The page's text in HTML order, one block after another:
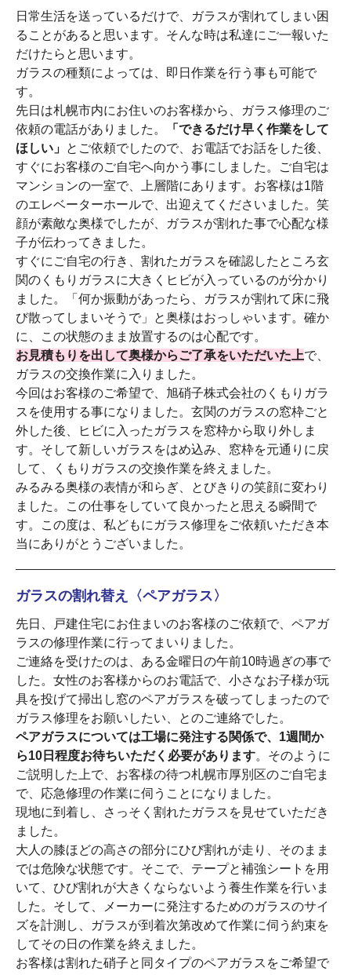
日常生活を送っているだけで、ガラスが割れてしまい困
ることがあると思います。そんな時は私達にご一報いた
だけたらと思います。
ガラスの種類によっては、即日作業を行う事も可能で
す。
先日は札幌市内にお住いのお客様から、ガラス修理のご
依頼の電話がありました。
「できるだけ早く作業をして
ほしい」 とご依頼でしたので、お電話でお話をした後、
すぐにお客様のご自宅へ向かう事にしました。ご自宅は
マンションの一室で、上層階にあります。お客様は1階
のエレベーターホールで、出迎えてくださいました。笑
顔が素敵な奥様でしたが、ガラスが割れた事で心配な様
子が伝わってきました。
すぐにご自宅の行き、割れたガラスを確認したところ玄
関のくもりガラスに大きくヒビが入っているのが分かり
ました。「何か振動があったら、ガラスが割れて床に飛
び散ってしまいそうで」と奥様はおっしゃいます。確か
に、この状態のまま放置するのは心配です。
お見積もりを出して奥様からご了承をいただいた上で、
ガラスの交換作業に入りました。
今回はお客様のご希望で、旭硝子株式会社のくもりガラ
スを使用する事になりました。玄関のガラスの窓枠ごと
外した後、ヒビに入ったガラスを窓枠から取り外しま
す。そして新しいガラスをはめ込み、窓枠を元通りに戻
して、くもりガラスの交換作業を終えました。
みるみる奥様の表情が和らぎ、とびきりの笑顔に変わり
ました。この仕事をしていて良かったと思える瞬間で
す。この度は、私どもにガラス修理をご依頼いただき本
当にありがとうございました。
ガラスの割れ替え〈ペアガラス〉
先日、戸建住宅にお住まいのお客様のご依頼で、ペアガ
ラスの修理作業に行ってまいりました。
ご連絡を受けたのは、ある金曜日の午前10時過ぎの事で
した。女性のお客様からのお電話で、小さなお子様が玩
具を投げて掃出し窓のペアガラスを破ってしまったので
ガラス修理をお願いしたい、とのご連絡でした。
ペアガラスについては工場に発注する関係で、1週間か
ら10日程度お待ちいただく必要があります。そのように
ご説明した上で、お客様の待つ札幌市厚別区のご自宅ま
で、応急修理の作業に伺うことになりました。
現地に到着し、さっそく割れたガラスを見せていただき
ました。
大人の膝ほどの高さの部分にひび割れが走り、そのまま
では危険な状態です。そこで、テープと補強シートを用
いて、ひび割れが大きくならないよう養生作業を行いま
した。そして、メーカーに発注するためのガラスのサイ
ズを計測し、ガラスが到着次第改めて作業に伺う約束を
してその日の作業を終えました。
お客様は割れた硝子と同タイプのペアガラスをご希望で